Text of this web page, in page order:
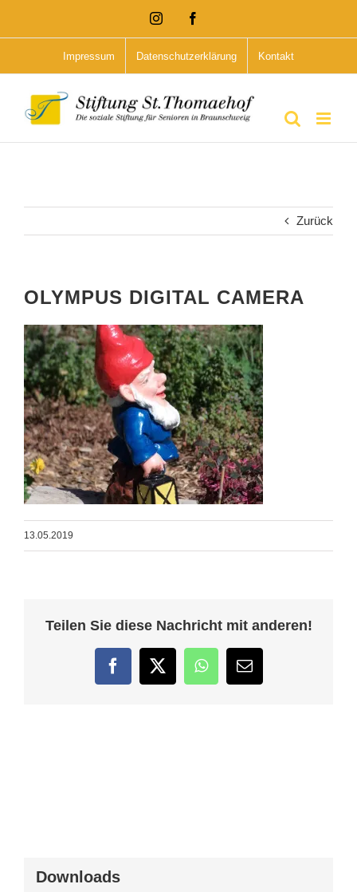
Inhalt
Instagram
Impressum Datenschutzerklärung Kontakt
Zurück
OLYMPUS DIGITAL CAMERA
13.05.2019
Teilen Sie diese Nachricht mit anderen!
FacebookTwitterWhatsApp
E-
Mail
Downloads